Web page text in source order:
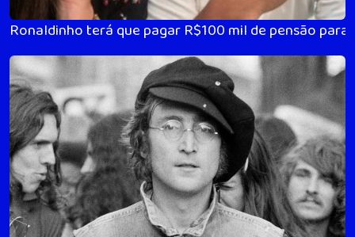
Ronaldinho terá que pagar R$100 mil de pensão para